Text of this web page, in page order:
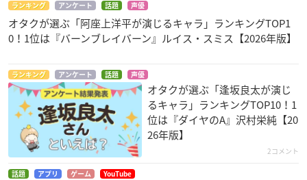
ランキング アンケート 話題 声優
オタクが選ぶ「阿座上洋平が演じるキャラ」ランキングTOP1
0！1位は『バーンブレイバーン』ルイス・スミス【2026年版】
ランキング アンケート 話題 声優
オタクが選ぶ「逢坂良太が演じ
るキャラ」ランキングTOP10！1
位は『ダイヤのA』沢村栄純【20
26年版】
2コメント
話題 アプリ ゲーム YouTube